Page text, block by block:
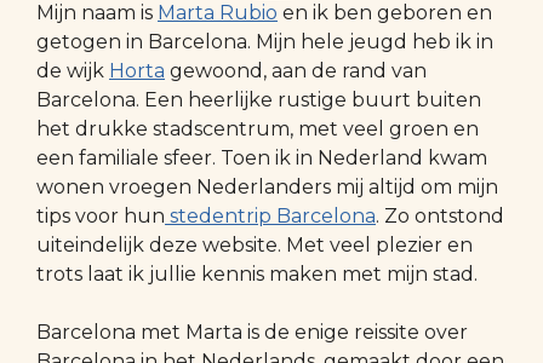
Mijn naam is Marta Rubio en ik ben geboren en
getogen in Barcelona. Mijn hele jeugd heb ik in
de wijk Horta gewoond, aan de rand van
Barcelona. Een heerlijke rustige buurt buiten
het drukke stadscentrum, met veel groen en
een familiale sfeer. Toen ik in Nederland kwam
wonen vroegen Nederlanders mij altijd om mijn
tips voor hun stedentrip Barcelona. Zo ontstond
uiteindelijk deze website. Met veel plezier en
trots laat ik jullie kennis maken met mijn stad.
Barcelona met Marta is de enige reissite over